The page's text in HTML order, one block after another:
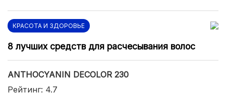
КРАСОТА И ЗДОРОВЬЕ
8 лучших средств для расчесывания волос
ANTHOCYANIN DECOLOR 230
Рейтинг: 4.7